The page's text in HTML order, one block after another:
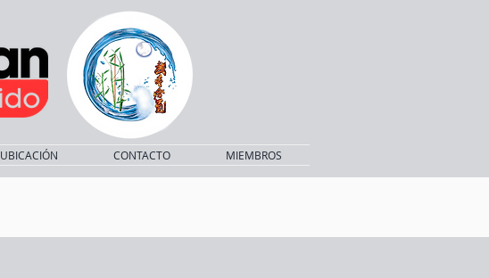
UBICACIÓN CONTACTO MIEMBROS